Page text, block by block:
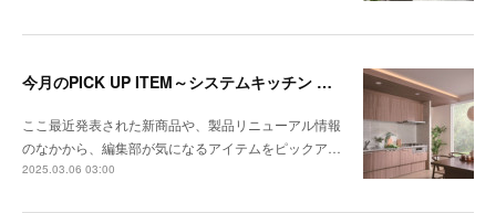
今月のPICK UP ITEM～システムキッチン クルート、エコキュート CHP-E37LUX1／ES46LUX1
ここ最近発表された新商品や、製品リニューアル情報
のなかから、編集部が気になるアイテムをピックア…
2025.03.06 03:00